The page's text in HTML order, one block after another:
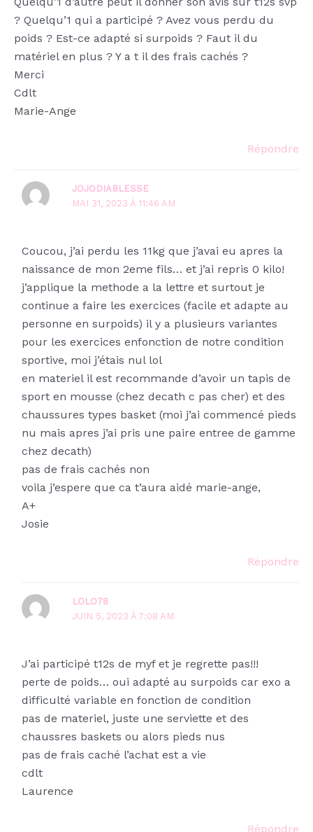
? Quelqu’1 qui a participé ? Avez vous perdu du
poids ? Est-ce adapté si surpoids ? Faut il du
matériel en plus ? Y a t il des frais cachés ?
Merci
Cdlt
Marie-Ange
Répondre
JOJODIABLESSE
MAI 31, 2023 À 11:46 AM
Coucou, j’ai perdu les 11kg que j’avai eu apres la
naissance de mon 2eme fils… et j’ai repris 0 kilo!
j’applique la methode a la lettre et surtout je
continue a faire les exercices (facile et adapte au
personne en surpoids) il y a plusieurs variantes
pour les exercices enfonction de notre condition
sportive, moi j’étais nul lol
en materiel il est recommande d’avoir un tapis de
sport en mousse (chez decath c pas cher) et des
chaussures types basket (moi j’ai commencé pieds
nu mais apres j’ai pris une paire entree de gamme
chez decath)
pas de frais cachés non
voila j’espere que ca t’aura aidé marie-ange,
A+
Josie
Répondre
LOLO78
JUIN 5, 2023 À 7:08 AM
J’ai participé t12s de myf et je regrette pas!!!
perte de poids… oui adapté au surpoids car exo a
difficulté variable en fonction de condition
pas de materiel, juste une serviette et des
chaussres baskets ou alors pieds nus
pas de frais caché l’achat est a vie
cdlt
Laurence
Répondre